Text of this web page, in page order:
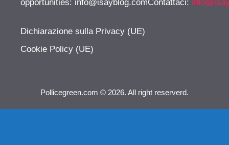
opportunities: info@isayblog.comContattaci:
Dichiarazione sulla Privacy (UE)
Cookie Policy (UE)
Pollicegreen.com © 2026. All right reserverd.